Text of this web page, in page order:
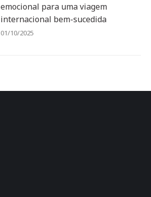
emocional para uma viagem
internacional bem-sucedida
01/10/2025